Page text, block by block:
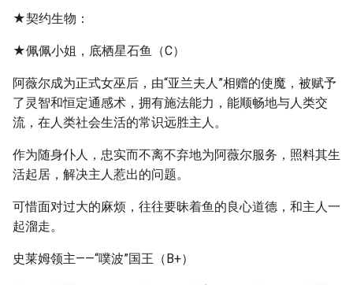
★契约生物：
★佩佩小姐，底栖星石鱼（C）
阿薇尔成为正式女巫后，由“亚兰夫人”相赠的使魔，被赋予
了灵智和恒定通感术，拥有施法能力，能顺畅地与人类交
流，在人类社会生活的常识远胜主人。
作为随身仆人，忠实而不离不弃地为阿薇尔服务，照料其生
活起居，解决主人惹出的问题。
可惜面对过大的麻烦，往往要昧着鱼的良心道德，和主人一
起溜走。
史莱姆领主——“噗波”国王（B+）